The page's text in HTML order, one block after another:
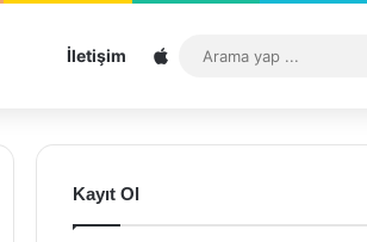
İletişim Sitemap
Kayıt Ol